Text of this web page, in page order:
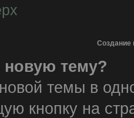
Создание
новую тему?
темы в
кнопку на